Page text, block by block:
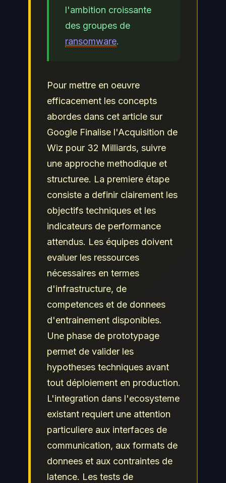
l'ambition croissante
des groupes de
ransomware.
Pour mettre en oeuvre
efficacement les concepts
abordes dans cet article sur
Google Finalise l'Acquisition de
Wiz pour 32 Milliards, suivre
une approche methodique et
structuree. La premiere étape
consiste a definir clairement les
objectifs techniques et les
indicateurs de performance
attendus. Les équipes doivent
evaluer les ressources
nécessaires en termes
d'infrastructure, de
competences et de donnees
d'entrainement disponibles.
Une phase de prototypage
permet de valider les
hypotheses techniques avant
tout déploiement en production.
L'integration dans l'ecosysteme
existant requiert une attention
particuliere aux interfaces de
communication, aux formats de
donnees et aux contraintes de
latence. Les tests de